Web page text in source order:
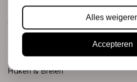
Merken
Stempels & Inkt
Junk journaling
Paperpads
Haken & Breien
Alles
Accepteren